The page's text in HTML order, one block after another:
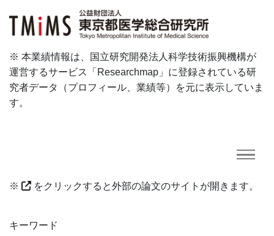
※ 本業績情報は、国立研究開発法人科学技術振興機構が
運営するサービス「Researchmap」に登録されている研
究者データ（プロフィール、業績等）を元に表示していま
す。
※ をクリックすると外部の論文のサイトが開きます。
研究業績に対する検索条件
キーワード